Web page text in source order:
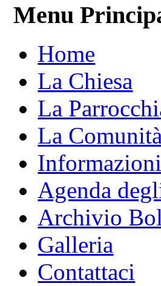
Menu
Home
La Chiesa
La
La Comunità
Informazioni
Agenda
Archivio
Galleria
Contattaci